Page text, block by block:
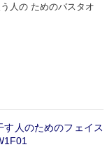
人の ためのバスタオ
す人のためのフェイス